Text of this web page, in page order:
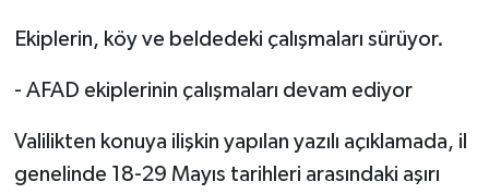
Ekiplerin, köy ve beldedeki çalışmaları sürüyor.
- AFAD ekiplerinin çalışmaları devam ediyor
Valilikten konuya ilişkin yapılan yazılı açıklamada, il
genelinde 18-29 Mayıs tarihleri arasındaki aşırı